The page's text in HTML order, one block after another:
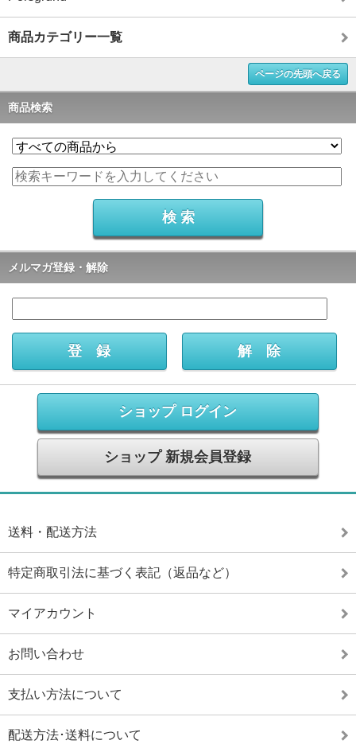
商品カテゴリー一覧
ページの先頭へ戻る
商品検索
メルマガ登録・解除
ショップ ログイン
ショップ 新規会員登録
送料・配送方法
特定商取引法に基づく表記（返品など）
マイアカウント
お問い合わせ
支払い方法について
配送方法･送料について